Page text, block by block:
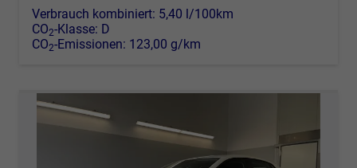
Verbrauch kombiniert: 5,40 l/100km
CO2-Klasse: D
CO2-Emissionen: 123,00 g/km